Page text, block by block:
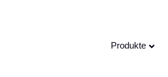
different
Produkte